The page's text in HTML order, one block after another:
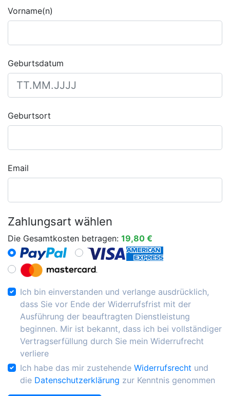
Vorname(n)
Geburtsdatum
Geburtsort
Email
Zahlungsart wählen
Die Gesamtkosten betragen: 19,80 €
Ich bin einverstanden und verlange ausdrücklich,
dass Sie vor Ende der Widerrufsfrist mit der
Ausführung der beauftragten Dienstleistung
beginnen. Mir ist bekannt, dass ich bei vollständiger
Vertragserfüllung durch Sie mein Widerrufrecht
verliere
Ich habe das mir zustehende Widerrufsrecht und
die Datenschutzerklärung zur Kenntnis genommen